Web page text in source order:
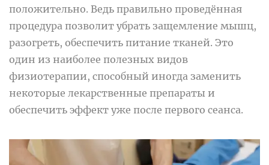
положительно. Ведь правильно проведённая
процедура позволит убрать защемление мышц,
разогреть, обеспечить питание тканей. Это
один из наиболее полезных видов
физиотерапии, способный иногда заменить
некоторые лекарственные препараты и
обеспечить эффект уже после первого сеанса.